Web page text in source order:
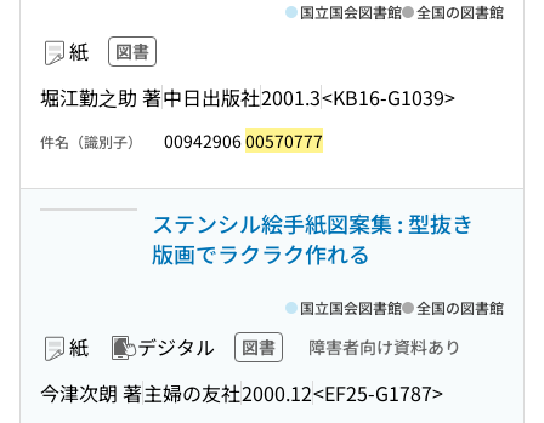
紙 図書
堀江勤之助 著中日出版社2001.3<KB16-G1039>
国立国会図書館 全国の図書館
件名（識別子） 0094290600570777
ステンシル絵手紙図案集 : 型抜き
版画でラクラク作れる
紙 デジタル 図書 障害者向け資料あり
今津次朗 著主婦の友社2000.12<EF25-G1787>
国立国会図書館 全国の図書館